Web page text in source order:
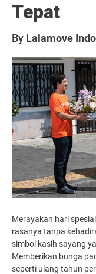
Tepat
By Lalamove
Merayakan hari
rasanya tanpa
simbol kasih sayang
Memberikan bunga
seperti ulang tahun